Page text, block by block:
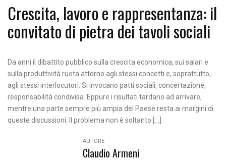
Crescita, lavoro e rappresentanza: il
convitato di pietra dei tavoli sociali
Da anni il dibattito pubblico sulla crescita economica, sui salari e
sulla produttività ruota attorno agli stessi concetti e, soprattutto,
agli stessi interlocutori. Si invocano patti sociali, concertazione,
responsabilità condivisa. Eppure i risultati tardano ad arrivare,
mentre una parte sempre più ampia del Paese resta ai margini di
queste discussioni. Il problema non è soltanto […]
AUTORE
Claudio Armeni